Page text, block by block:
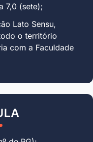
7,0 (sete);
Lato Sensu,
o território
com a Faculdade